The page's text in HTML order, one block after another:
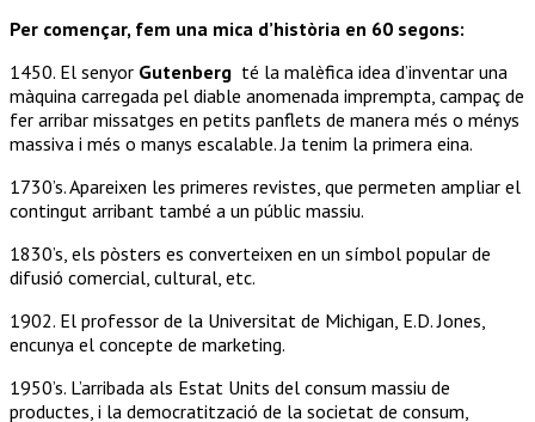
Per començar, fem una mica d’història en 60 segons:
1450. El senyor Gutenberg té la malèfica idea d’inventar una
màquina carregada pel diable anomenada imprempta, campaç de
fer arribar missatges en petits panflets de manera més o ménys
massiva i més o manys escalable. Ja tenim la primera eina.
1730’s. Apareixen les primeres revistes, que permeten ampliar el
contingut arribant també a un públic massiu.
1830’s, els pòsters es converteixen en un símbol popular de
difusió comercial, cultural, etc.
1902. El professor de la Universitat de Michigan, E.D. Jones,
encunya el concepte de marketing.
1950’s. L’arribada als Estat Units del consum massiu de
productes, i la democratització de la societat de consum,